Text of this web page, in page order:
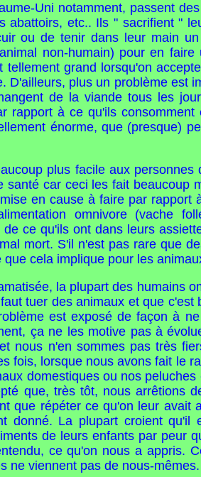
Uni notamment, passent
abattoirs, etc.. Ils " sacrifient "
ou de tenir dans leur main
non-humain) pour en
grand lorsqu'on
D'ailleurs, plus un problème est
de la viande tous les
rapport à ce qu'ils
énorme, que (presque)
plus facile aux
santé car ceci les fait beaucoup
en cause à faire par
omnivore (vache
ce qu'ils ont dans leurs
mort. S'il n'est pas rare que
cela implique pour les
la plupart des humains
tuer des animaux et que
est exposé de façon à
ça ne les motive pas à
nous n'en sommes pas très
fois, lorsque nous avons fait le
domestiques ou nos
que, très tôt, nous arrêtions
que répéter ce qu'on leur
donné. La plupart croient
de leurs enfants par peur
ce qu'on nous a appris.
ne viennent pas de nous-mêmes.